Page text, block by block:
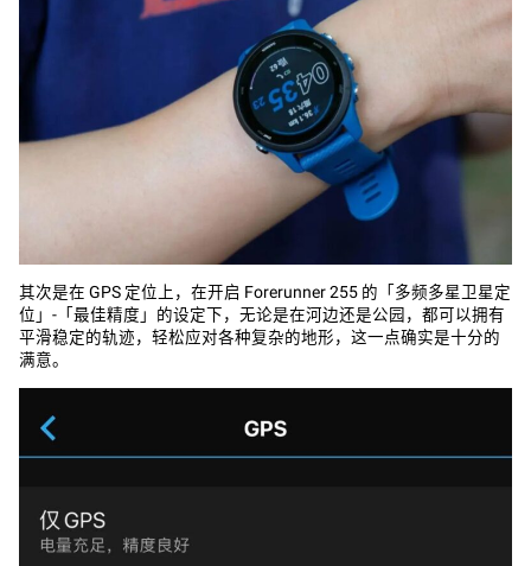
其次是在 GPS 定位上，在开启 Forerunner 255 的「多频多星卫星定
位」-「最佳精度」的设定下，无论是在河边还是公园，都可以拥有
平滑稳定的轨迹，轻松应对各种复杂的地形，这一点确实是十分的
满意。